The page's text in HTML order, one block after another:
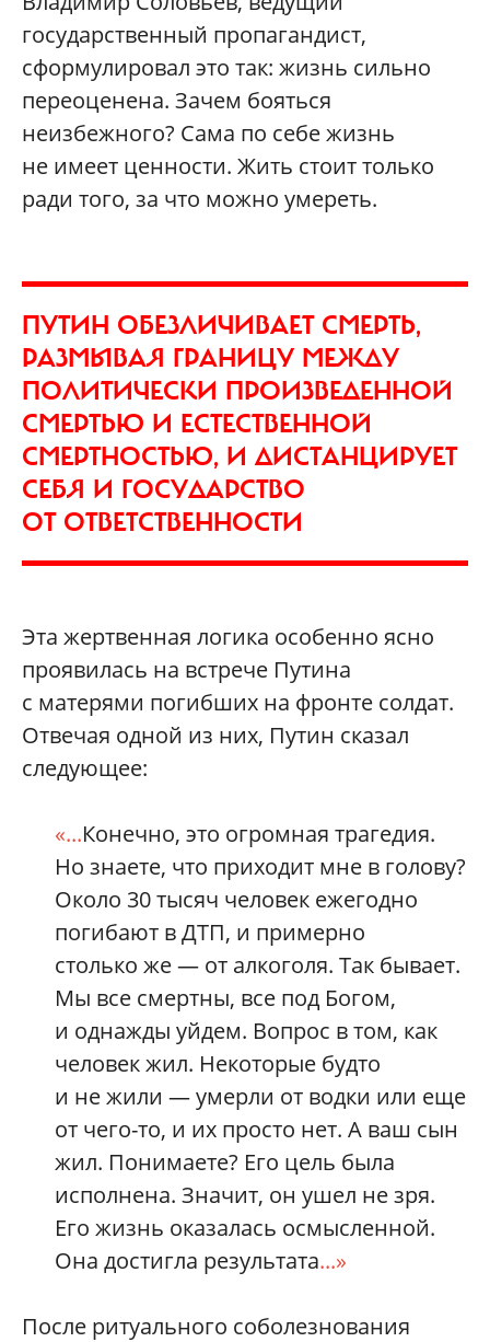
государственный пропагандист,
сформулировал это так: жизнь сильно
переоценена. Зачем бояться
неизбежного? Сама по себе жизнь
не имеет ценности. Жить стоит только
ради того, за что можно умереть.
ПУТИН ОБЕЗЛИЧИВАЕТ СМЕРТЬ,
РАЗМЫВАЯ ГРАНИЦУ МЕЖДУ
ПОЛИТИЧЕСКИ ПРОИЗВЕДЕННОЙ
СМЕРТЬЮ И ЕСТЕСТВЕННОЙ
СМЕРТНОСТЬЮ, И ДИСТАНЦИРУЕТ
СЕБЯ И ГОСУДАРСТВО
ОТ ОТВЕТСТВЕННОСТИ
Эта жертвенная логика особенно ясно
проявилась на встрече Путина
с матерями погибших на фронте солдат.
Отвечая одной из них, Путин сказал
следующее:
«...Конечно, это огромная трагедия.
Но знаете, что приходит мне в голову?
Около 30 тысяч человек ежегодно
погибают в ДТП, и примерно
столько же — от алкоголя. Так бывает.
Мы все смертны, все под Богом,
и однажды уйдем. Вопрос в том, как
человек жил. Некоторые будто
и не жили — умерли от водки или еще
от чего-то, и их просто нет. А ваш сын
жил. Понимаете? Его цель была
исполнена. Значит, он ушел не зря.
Его жизнь оказалась осмысленной.
Она достигла результата...»
После ритуального соболезнования